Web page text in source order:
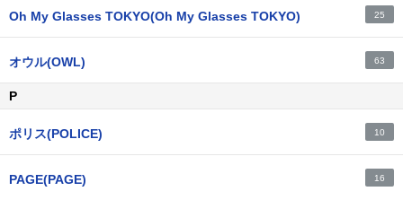
Oh My Glasses TOKYO(Oh My Glasses TOKYO) 25
オウル(OWL) 63
P
ポリス(POLICE) 10
PAGE(PAGE) 16